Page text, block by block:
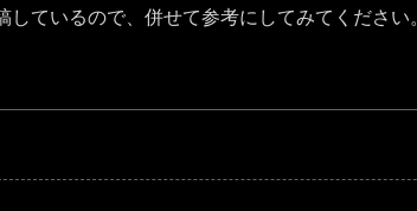
ているので、併せて参考にしてみてください。